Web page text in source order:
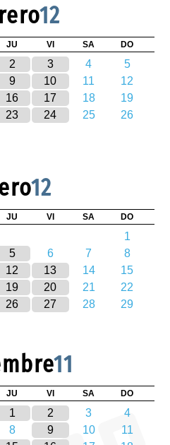
12
JU VI SA DO
2 3 4
5
9 10 11
12
16 17 18
19
23 24 25
26
12
JU VI SA DO
1
5 6 7
8
12 13 14
15
19 20 21
22
26 27 28
29
11
JU VI SA DO
1 2 3
4
8 9 10
11